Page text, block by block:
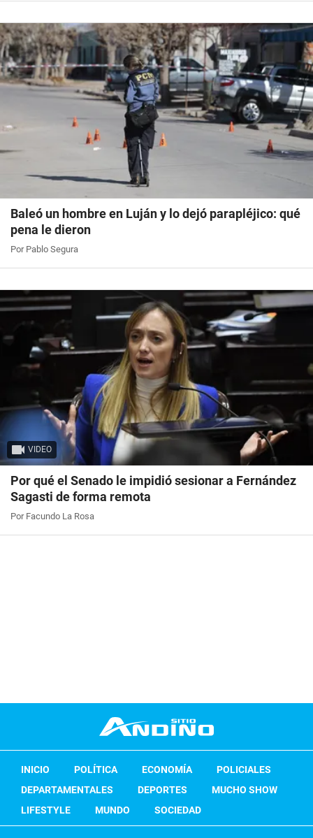
Baleó un hombre en Luján y lo dejó parapléjico: qué
pena le dieron
Por Pablo Segura
VIDEO
Por qué el Senado le impidió sesionar a Fernández
Sagasti de forma remota
Por Facundo La Rosa
INICIO POLÍTICA ECONOMÍA
POLICIALES
DEPARTAMENTALES
DEPORTES
MUCHO SHOW
LIFESTYLE
MUNDO SOCIEDAD